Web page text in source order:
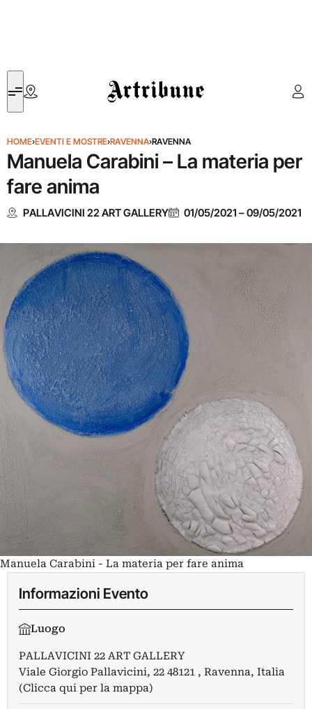
Artribune
HOME›EVENTI E MOSTRE›RAVENNA›RAVENNA
Manuela Carabini – La materia per
fare anima
PALLAVICINI 22 ART GALLERY 01/05/2021 –09/05/2021
Manuela Carabini - La materia per fare anima
Informazioni Evento
Luogo
PALLAVICINI 22 ART GALLERY
Viale Giorgio Pallavicini, 22 48121 , Ravenna, Italia
(Clicca qui per la mappa)